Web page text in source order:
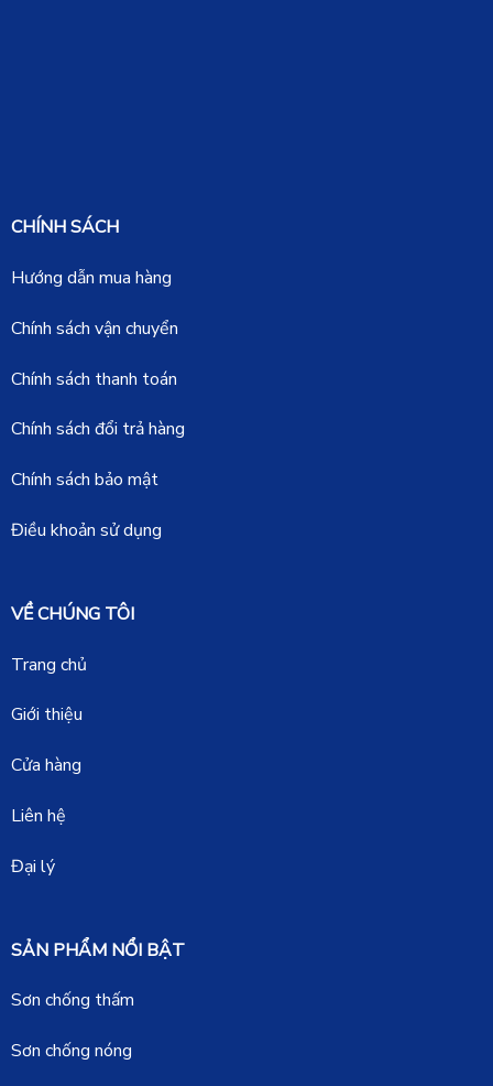
CHÍNH SÁCH
Hướng dẫn mua hàng
Chính sách vận chuyển
Chính sách thanh toán
Chính sách đổi trả hàng
Chính sách bảo mật
Điều khoản sử dụng
VỀ CHÚNG TÔI
Trang chủ
Giới thiệu
Cửa hàng
Liên hệ
Đại lý
SẢN PHẨM NỔI BẬT
Sơn chống thấm
Sơn chống nóng